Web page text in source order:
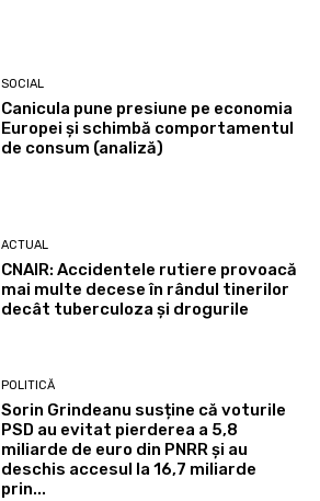
SOCIAL
Canicula pune presiune pe economia
Europei și schimbă comportamentul
de consum (analiză)
ACTUAL
CNAIR: Accidentele rutiere provoacă
mai multe decese în rândul tinerilor
decât tuberculoza și drogurile
POLITICĂ
Sorin Grindeanu susține că voturile
PSD au evitat pierderea a 5,8
miliarde de euro din PNRR și au
deschis accesul la 16,7 miliarde
prin...